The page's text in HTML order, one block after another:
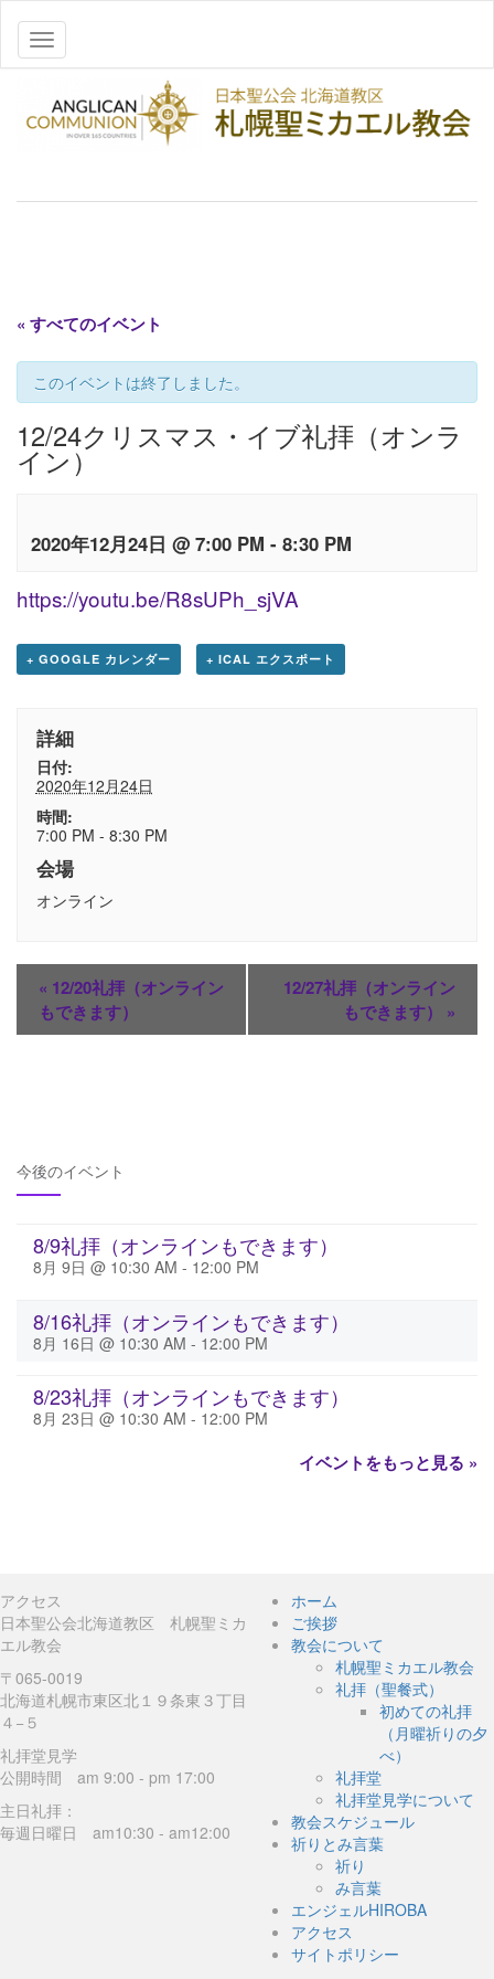
ナビゲーションを切り替え
« すべてのイベント
このイベントは終了しました。
12/24クリスマス・イブ礼拝（オンラ
イン）
2020年12月24日 @ 7:00 PM - 8:30 PM
https://youtu.be/R8sUPh_sjVA
+ GOOGLE カレンダー + ICAL エクスポート
詳細
日付:
2020年12月24日
時間:
7:00 PM - 8:30 PM
会場
オンライン
« 12/20礼拝（オンライン
もできます）
12/27礼拝（オンライン
もできます） »
今後のイベント
8/9礼拝（オンラインもできます）
8月 9日 @ 10:30 AM - 12:00 PM
8/16礼拝（オンラインもできます）
8月 16日 @ 10:30 AM - 12:00 PM
8/23礼拝（オンラインもできます）
8月 23日 @ 10:30 AM - 12:00 PM
イベントをもっと見る »
アクセス
日本聖公会北海道教区 札幌聖ミカ
エル教会
〒065-0019
北海道札幌市東区北１９条東３丁目
４−５
礼拝堂見学
公開時間 am 9:00 - pm 17:00
主日礼拝：
毎週日曜日 am10:30 - am12:00
ホーム
ご挨拶
教会について
札幌聖ミカエル教会
礼拝（聖餐式）
初めての礼拝
（月曜祈りの夕
べ）
礼拝堂
礼拝堂見学について
教会スケジュール
祈りとみ言葉
祈り
み言葉
エンジェルHIROBA
アクセス
サイトポリシー